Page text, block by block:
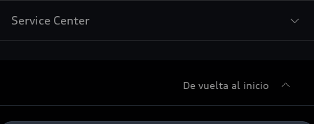
Service Center
De vuelta al inicio